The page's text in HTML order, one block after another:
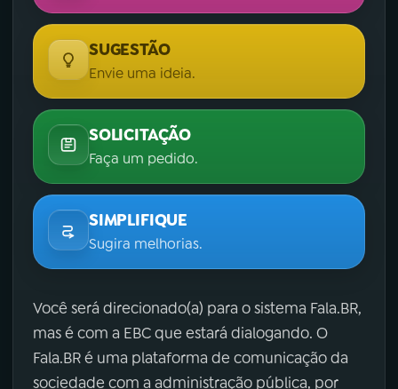
SUGESTÃO
Envie uma ideia.
SOLICITAÇÃO
Faça um pedido.
SIMPLIFIQUE
Sugira melhorias.
Você será direcionado(a) para o sistema Fala.BR,
mas é com a EBC que estará dialogando. O
Fala.BR é uma plataforma de comunicação da
sociedade com a administração pública, por